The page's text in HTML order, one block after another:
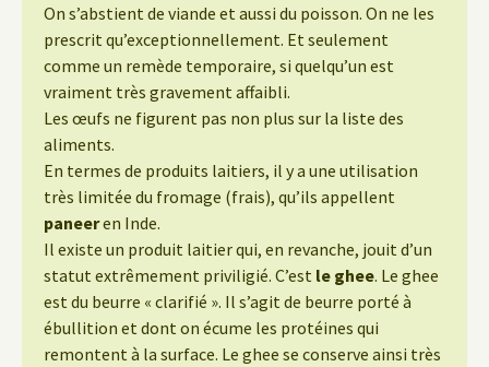
On s’abstient de viande et aussi du poisson. On ne les
prescrit qu’exceptionnellement. Et seulement
comme un remède temporaire, si quelqu’un est
vraiment très gravement affaibli.
Les œufs ne figurent pas non plus sur la liste des
aliments.
En termes de produits laitiers, il y a une utilisation
très limitée du fromage (frais), qu’ils appellent
paneeren Inde.
Il existe un produit laitier qui, en revanche, jouit d’un
statut extrêmement priviligié. C’est le ghee. Le ghee
est du beurre « clarifié ». Il s’agit de beurre porté à
ébullition et dont on écume les protéines qui
remontent à la surface. Le ghee se conserve ainsi très